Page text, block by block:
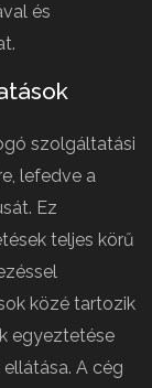
és
szolgáltatási
lefedve a
Ez
teljes körű
közé tartozik
egyeztetése
A cég